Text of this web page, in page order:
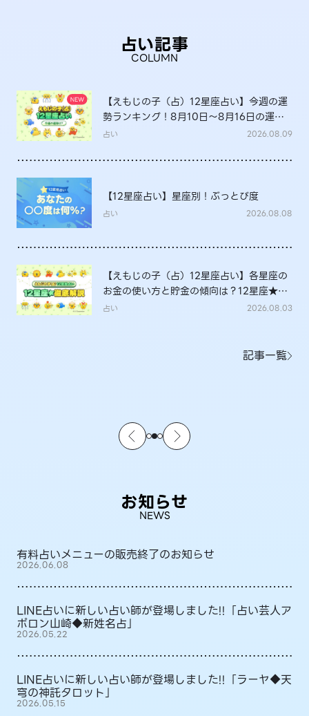
占い記事
COLUMN
【えもじの子（占）12星座占い】今週の運
勢ランキング！8月10日～8月16日の運勢
は？
占い 2026.08.09
【12星座占い】星座別！ぶっとび度
占い 2026.08.08
【えもじの子（占）12星座占い】各星座の
お金の使い方と貯金の傾向は？12星座★徹
底解説
占い 2026.08.03
記事一覧
お知らせ
NEWS
有料占いメニューの販売終了のお知らせ
2026.06.08
LINE占いに新しい占い師が登場しました!!「占い芸人ア
ポロン山崎◆新姓名占」
2026.05.22
LINE占いに新しい占い師が登場しました!!「ラーヤ◆天
穹の神託タロット」
2026.05.15